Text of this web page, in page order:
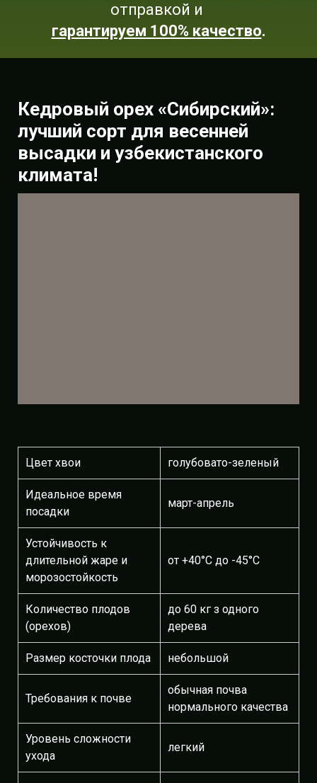
отправкой и
гарантируем 100% качество.
Кедровый орех «Сибирский»:
лучший сорт для весенней
высадки и узбекистанского
климата!
Цвет хвои голубовато-зеленый
Идеальное время
посадки
март-апрель
Устойчивость к
длительной жаре и
морозостойкость
от +40°С до -45°С
Количество плодов
(орехов)
до 60 кг з одного
дерева
Размер косточки плода небольшой
Требования к почве
обычная почва
нормального качества
Уровень сложности
ухода
легкий